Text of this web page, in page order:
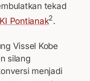
tekad
Pontianak2.
Vissel Kobe
silang
menjadi